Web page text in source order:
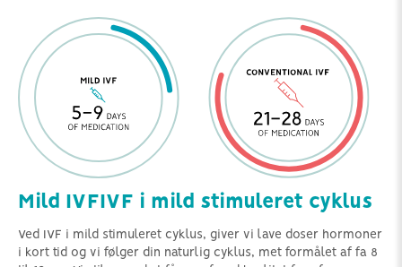
Mild IVFIVF i mild stimuleret cyklus
Ved IVF i mild stimuleret cyklus, giver vi lave doser hormoner
i kort tid og vi følger din naturlig cyklus, met formålet af fa 8